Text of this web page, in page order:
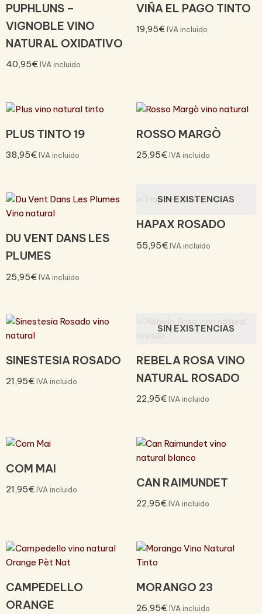
PUPHLUNS –
VIGNOBLE VINO
NATURAL OXIDATIVO
40,95€IVA incluido
VIÑA EL PAGO TINTO
19,95€ IVA incluido
PLUS TINTO 19
38,95€IVA incluido
ROSSO MARGÒ
25,95€ IVA incluido
DU VENT DANS LES
PLUMES
25,95€IVA incluido
SIN EXISTENCIAS
HAPAX ROSADO
55,95€ IVA incluido
SINESTESIA ROSADO
21,95€IVA incluido
SIN EXISTENCIAS
REBELA ROSA VINO
NATURAL ROSADO
22,95€ IVA incluido
COM MAI
21,95€IVA incluido
CAN RAIMUNDET
22,95€ IVA incluido
CAMPEDELLO
ORANGE
MORANGO 23
26,95€ IVA incluido